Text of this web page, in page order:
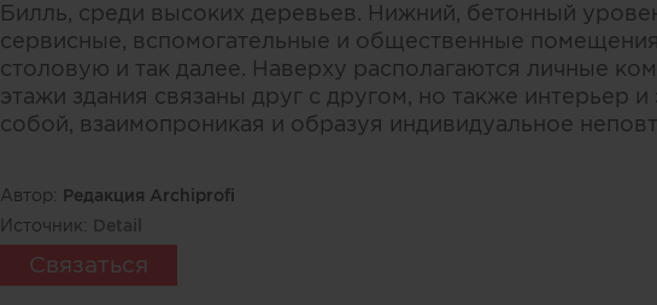
Билль, среди высоких деревьев. Нижний, бетонный
сервисные, вспомогательные и общественные
столовую и так далее. Наверху располагаются личные
этажи здания связаны друг с другом, но также интерьер
собой, взаимопроникая и образуя индивидуальное
Автор: Редакция Archiprofi
Источник: Detail
Связаться